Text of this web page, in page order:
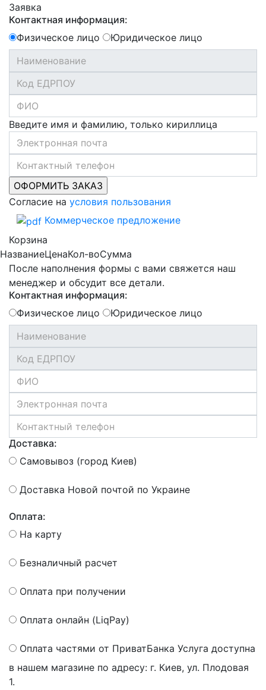
Заявка
Контактная информация:
Физическое лицо
Юридическое лицо
Введите имя и фамилию, только кириллица
Согласие на условия пользования
Коммерческое предложение
Корзина
НазваниеЦенаКол-воСумма
После наполнения формы с вами свяжется наш
менеджер и обсудит все детали.
Контактная информация:
Физическое лицо
Юридическое лицо
Доставка:
Самовывоз (город Киев)
Доставка Новой почтой по Украине
Оплата:
На карту
Безналичный расчет
Оплата при получении
Оплата онлайн (LiqPay)
Оплата частями от ПриватБанка Услуга доступна
в нашем магазине по адресу: г. Киев, ул. Плодовая
1.